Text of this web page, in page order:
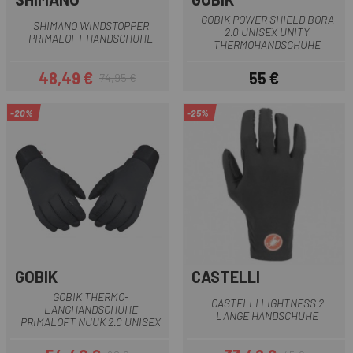
SHIMANO WINDSTOPPER
PRIMALOFT HANDSCHUHE
Preis
48,49 €Regulärer Preis
74,95 €
GOBIK POWER SHIELD BORA
2.0 UNISEX UNITY
THERMOHANDSCHUHE
Preis
55 €
-20%
GOBIK
GOBIK THERMO-
LANGHANDSCHUHE
PRIMALOFT NUUK 2.0 UNISEX
-25%
CASTELLI
CASTELLI LIGHTNESS 2
LANGE HANDSCHUHE